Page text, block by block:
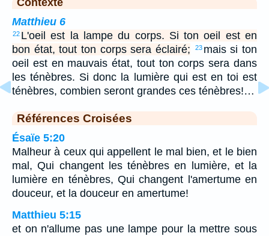
Contexte
Matthieu 6
22 L'oeil est la lampe du corps. Si ton oeil est en
bon état, tout ton corps sera éclairé;
23 mais si ton
oeil est en mauvais état, tout ton corps sera dans
les ténèbres. Si donc la lumière qui est en toi est
ténèbres, combien seront grandes ces ténèbres!…
Références Croisées
Ésaïe 5:20
Malheur à ceux qui appellent le mal bien, et le bien
mal, Qui changent les ténèbres en lumière, et la
lumière en ténèbres, Qui changent l'amertume en
douceur, et la douceur en amertume!
Matthieu 5:15
et on n'allume pas une lampe pour la mettre sous